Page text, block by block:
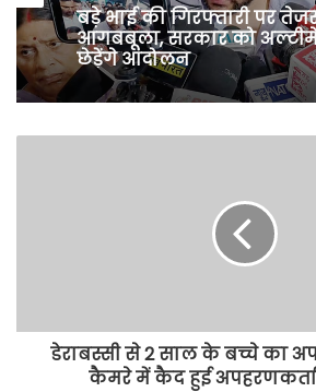
बड़े भाई की गिरफ्तारी पर
आगबबूला, सरकार को
छेड़ेंगे आंदोलन
डेराबस्सी से 2 साल के बच्चे का
कैमरे में कैद हुई अपहरणकर्ता